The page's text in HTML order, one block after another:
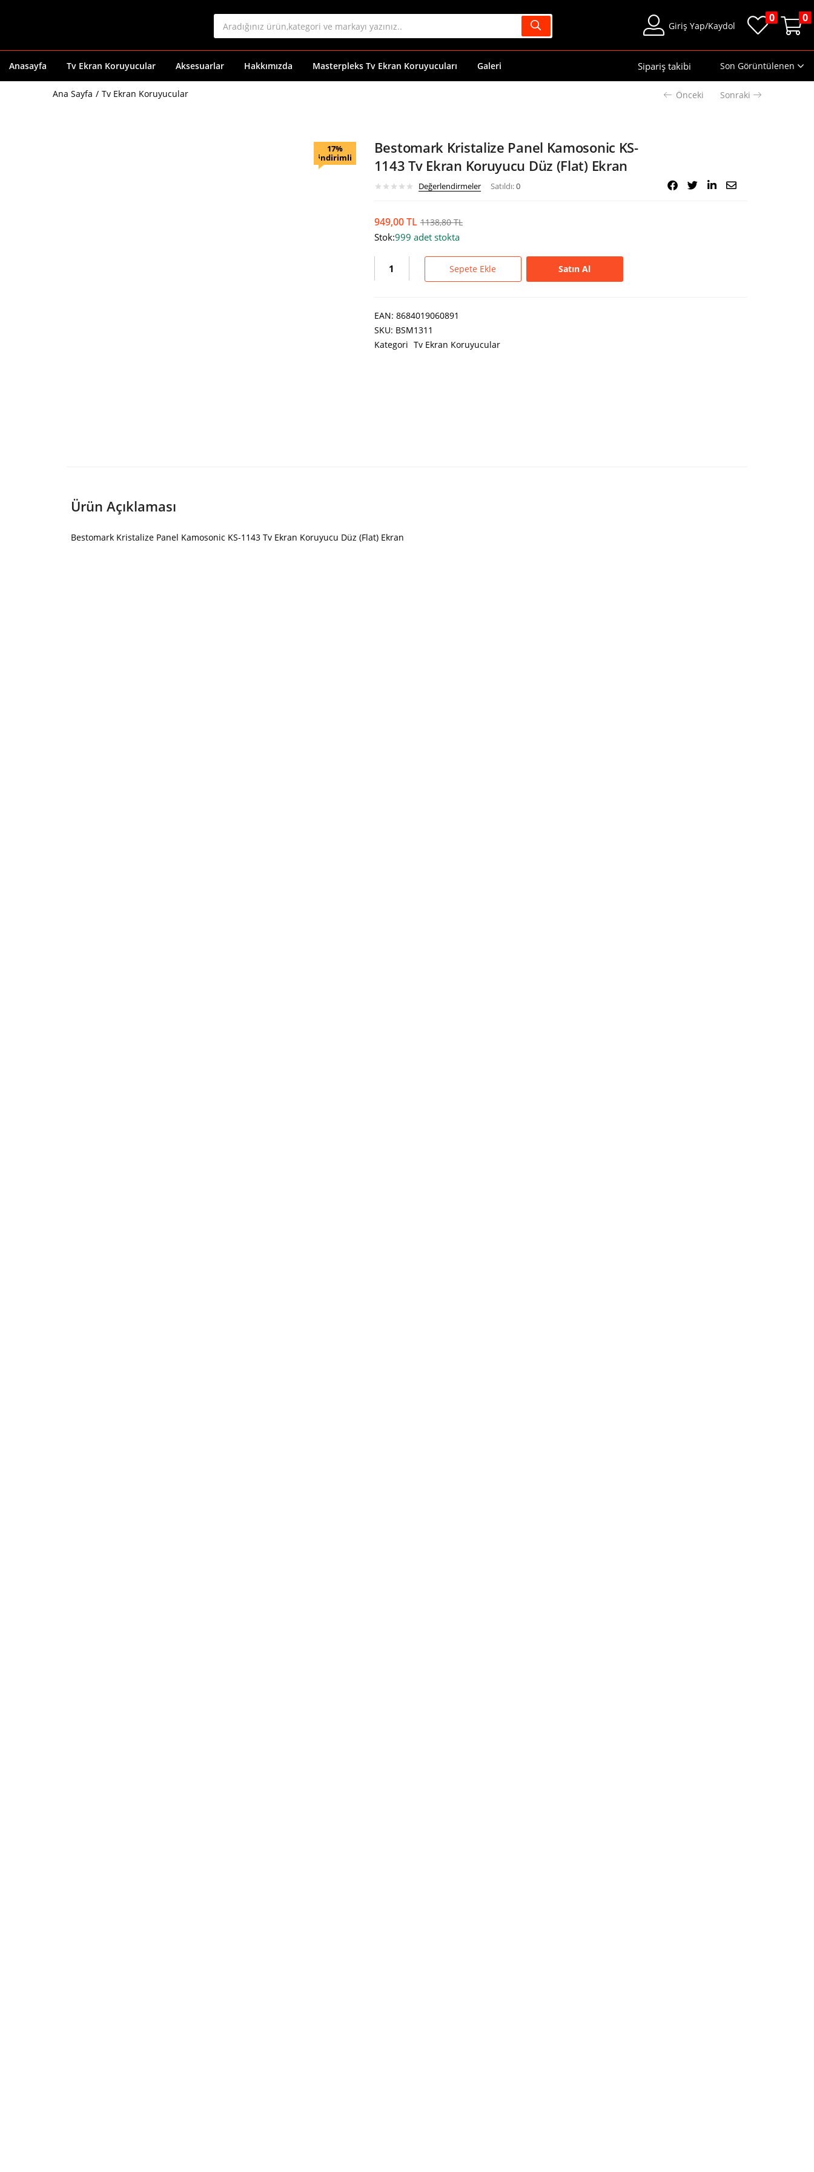
Giriş Yap/Kaydol
0 0
Anasayfa Tv Ekran Koruyucular Aksesuarlar Hakkımızda Masterpleks Tv Ekran Koruyucuları Galeri Sipariş takibi Son Görüntülenen
Ana Sayfa Tv Ekran Koruyucular Önceki Sonraki
17%
indirimli
Bestomark Kristalize Panel Kamosonic KS-
1143 Tv Ekran Koruyucu Düz (Flat) Ekran
Değerlendirmeler Satıldı:0
949,00TL 1138,80TL
Stok:999 adet stokta
Sepete Ekle Satın Al
EAN: 8684019060891
SKU: BSM1311
Kategori Tv Ekran Koruyucular
Ürün Açıklaması
Bestomark Kristalize Panel Kamosonic KS-1143 Tv Ekran Koruyucu Düz (Flat) Ekran